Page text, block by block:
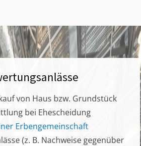
von Haus bzw. Grundstück
bei Ehescheidung
Erbengemeinschaft
(z. B. Nachweise gegenüber